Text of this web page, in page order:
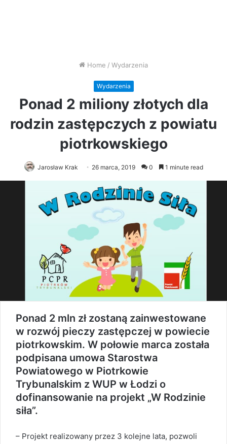
Home / Wydarzenia
Wydarzenia
Ponad 2 miliony złotych dla
rodzin zastępczych z powiatu
piotrkowskiego
Jarosław Krak 26 marca, 2019 0 1 minute read
Ponad 2 mln zł zostaną zainwestowane
w rozwój pieczy zastępczej w powiecie
piotrkowskim. W połowie marca została
podpisana umowa Starostwa
Powiatowego w Piotrkowie
Trybunalskim z WUP w Łodzi o
dofinansowanie na projekt „W Rodzinie
siła”.
– Projekt realizowany przez 3 kolejne lata, pozwoli